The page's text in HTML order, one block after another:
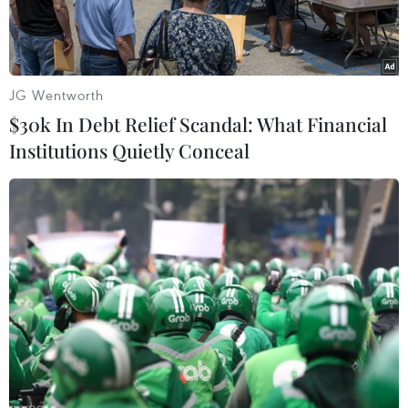
Một nhân viên y tế được tiêm vắcxin ngừa COVID-19. (Ảnh:
Yonhap/TTXVN)
Ý tưởng về việc sử dụng "hộ chiếu vắcxin," theo
đó cho phép những người đã tiêm chủng vắcxin
phòng dịch viêm đường hô hấp cấp COVID-19
JG Wentworth
$30k In Debt Relief Scandal: What Financial
Institutions Quietly Conceal